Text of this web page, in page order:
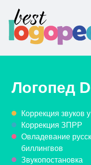
Логопед
Коррекция звуков
Коррекция ЗПРР
Овладевание
биллингвов
Звукопостановка